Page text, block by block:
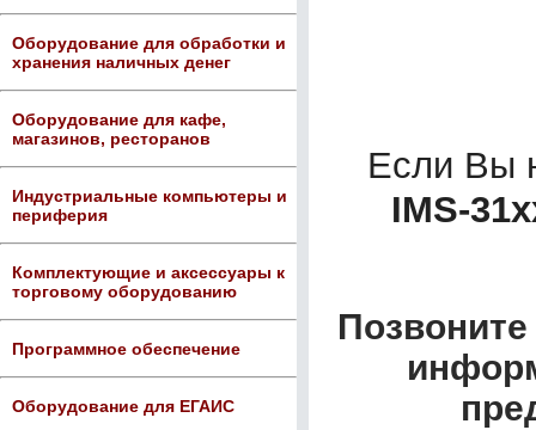
Оборудование для обработки и
хранения наличных денег
Оборудование для кафе,
магазинов, ресторанов
Индустриальные компьютеры и
периферия
Комплектующие и аксессуары к
торговому оборудованию
Программное обеспечение
Оборудование для ЕГАИС
Если Вы
IMS-